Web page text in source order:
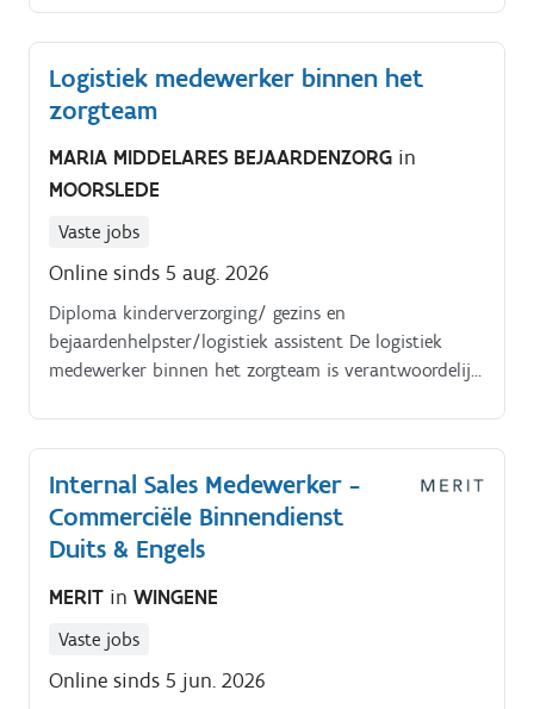
Logistiek medewerker binnen het
zorgteam
MARIA MIDDELARES BEJAARDENZORG in
MOORSLEDE
Vaste jobs
Online sinds 5 aug. 2026
Diploma kinderverzorging/ gezins en
bejaardenhelpster/logistiek assistent De logistiek
medewerker binnen het zorgteam is verantwoordelijk
Internal Sales Medewerker -
Commerciële Binnendienst
Duits & Engels
MERIT in WINGENE
Vaste jobs
Online sinds 5 jun. 2026